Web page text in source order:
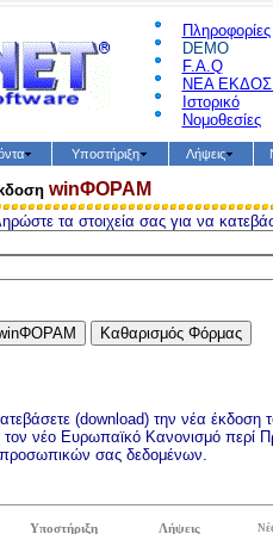
Πληροφορίες
DEMO
F.A.Q
ΝΕΑ
Ιστορικό
Νομοθεσίες
Υποστήριξη Λήψεις
winΦΟΡΑΜ
τα στοιχεία σας για να
(download) την νέα
τον νέο Ευρωπαϊκό Κανονισμό
σας δεδομένων.
Υποστήριξη Λήψεις